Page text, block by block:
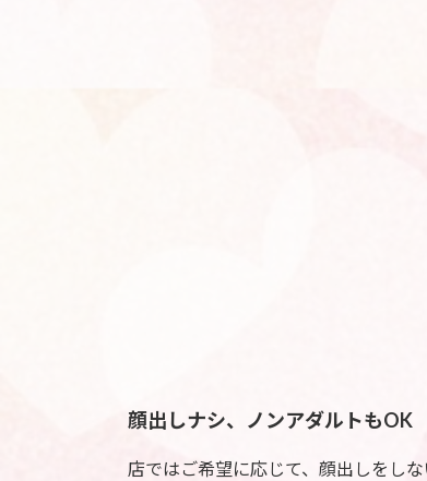
顔出しナシ、ノンアダルトもOK
店ではご希望に応じて、顔出しをし